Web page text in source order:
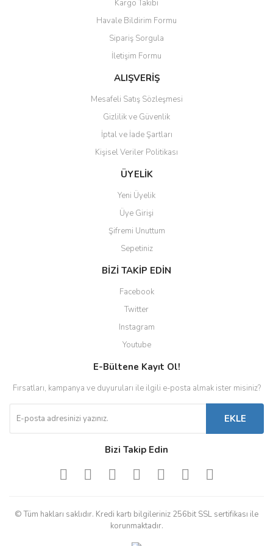
Ürün bilgilerinde hatalar bulunuyor.
Ürün fiyatı diğer sitelerden daha pahalı.
Bu ürüne benzer farklı alternatifler olmalı.
Gönder
Kargo Takibi
Havale Bildirim Formu
Sipariş Sorgula
İletişim Formu
ALIŞVERİŞ
Mesafeli Satış Sözleşmesi
Gizlilik ve Güvenlik
İptal ve İade Şartları
Kişisel Veriler Politikası
ÜYELİK
Yeni Üyelik
Üye Girişi
Şifremi Unuttum
Sepetiniz
BİZİ TAKİP EDİN
Facebook
Twitter
Instagram
Youtube
E-Bültene Kayıt Ol!
Fırsatları, kampanya ve duyuruları ile ilgili e-posta almak ister misiniz?
EKLE
Bizi Takip Edin
© Tüm hakları saklıdır. Kredi kartı bilgileriniz 256bit SSL sertifikası ile
korunmaktadır.